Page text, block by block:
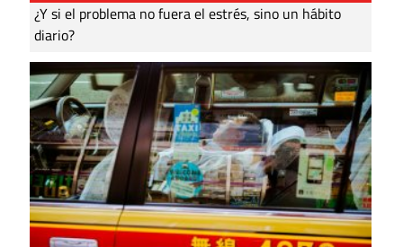
¿Y si el problema no fuera el estrés, sino un hábito
diario?